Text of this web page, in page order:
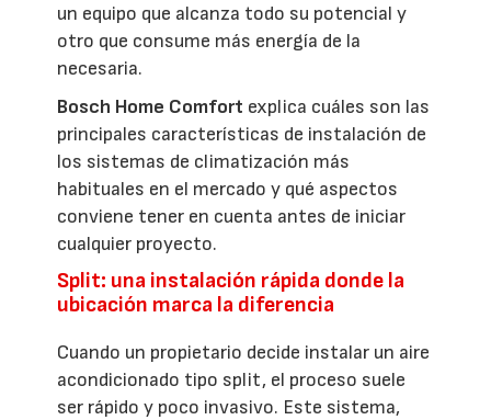
un equipo que alcanza todo su potencial y
otro que consume más energía de la
necesaria.
Bosch Home Comfort explica cuáles son las
principales características de instalación de
los sistemas de climatización más
habituales en el mercado y qué aspectos
conviene tener en cuenta antes de iniciar
cualquier proyecto.
Split: una instalación rápida donde la
ubicación marca la diferencia
Cuando un propietario decide instalar un aire
acondicionado tipo split, el proceso suele
ser rápido y poco invasivo. Este sistema,